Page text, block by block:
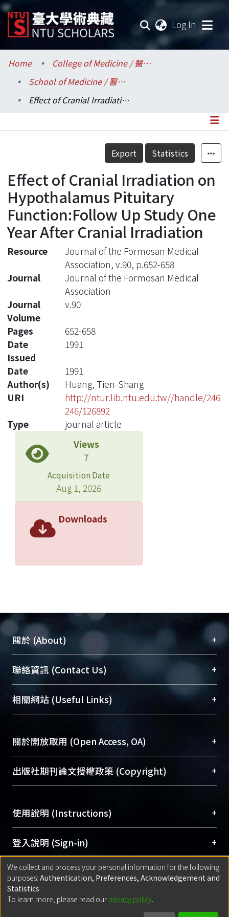
Log In
Communities & Collections
Research Outputs
Statistics
Home
College of Medicine / 醫學院
School of Medicine / 醫學系
Effect of Cranial Irradiation on Hypothalamus Pituitary Function:Follow Up Study One Year After Cranial Irradiation
Details
Export Statistics
Effect of Cranial Irradiation on
Hypothalamus Pituitary
Function:Follow Up Study One
Year After Cranial Irradiation
Resource
Journal of the Formosan Medical
Association, v.90, p.652-658
Journal
Journal of the Formosan Medical
Association
Journal
Volume
v.90
Pages
652-658
Date
Issued
1991
Date
1991
Author(s)
Huang, Tien-Shang
URI
http://ntur.lib.ntu.edu.tw//handle/246
246/126892
Type
journal article
Views
7
Acquisition Date
Aug 1, 2026
Downloads
關於 (About) +
臺大位居世界頂尖大學之列，為永久珍藏及向國際
展現本校豐碩的研究成果及學術能量，圖書館整合
機構典藏（NTUR）與學術庫（AH）不同功能平
台，成為臺大學術典藏NTU scholars。期能整合研
成果。
To permanently archive and promote researcher
profiles and scholarly works, Library integrates the
services of “NTU Repository” with “Academic
聯絡資訊 (Contact Us) +
總館學科館員(Main Library)
醫學圖書館學科館員(Medical Library)
Sciences Library)
相關網站 (Useful Links) +
關於開放取用 (Open Access, OA) +
開放取用是從使用者角度提升資訊取用性的社會運
動，應用在學術研究上是透過將研究著作公開供使
用逐年攀升。同時可加速研究發展、提升研究影響
Archive）平台。 （點選深入了解OA）
出版社期刊論文授權政策 (Copyright) +
含部分內容的版權非匯入者所有，或由第三方贊
助與合作完成，請確認該版權所有者及第三方同
意提供此授權。
Please represent that the submission is your
original work, and that you have the right to
grant the rights to upload.
若欲上傳已出版的全文電子檔，可使用
網站查詢，以確認出版單位之版權
使用說明 (Instructions) +
網站簡介(Quickstart Guide)
使用手冊(Instruction Manual)
線上預約服務(Booking Service)
登入說明 (Sign-in) +
方案一：臺灣大學計算機中心帳號登入
(With C&INC Email Account)
方案二：ORCID帳號登入(With ORCID)
匯入著作 (Submission) +
方案一：定期更新ORCID者，以ID匯入
We collect and process your personal information for the following
purposes: Authentication, Preferences, Acknowledgement and
Statistics.
To learn more, please read our privacy policy.